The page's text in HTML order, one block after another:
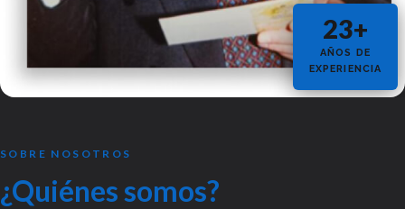
23+
AÑOS DE
EXPERIENCIA
SOBRE NOSOTROS
¿Quiénessomos?